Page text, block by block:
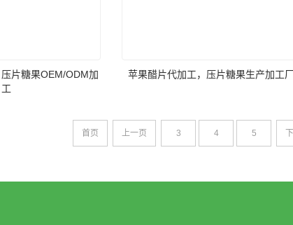
片糖果OEM/ODM加
工
苹果醋片代加工，压片糖果生产加工
首页 上一页 3 4 5